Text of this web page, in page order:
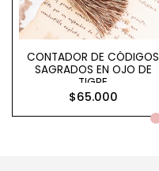
CONTADOR DE CÓDIGOS
SAGRADOS EN OJO DE
TIGRE
$65.000